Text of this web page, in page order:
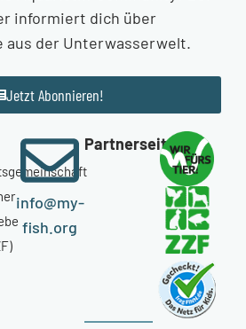
informiert dich über
aus der Unterwasserwelt.
Jetzt Abonnieren!
info@my-
fish.org
Partnerseiten